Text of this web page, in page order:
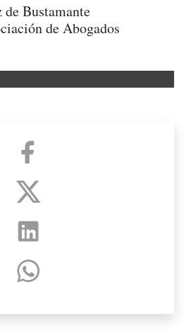
de Bustamante
de Abogados